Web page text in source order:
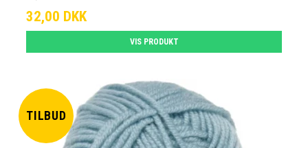
32,00 DKK
VIS PRODUKT
TILBUD